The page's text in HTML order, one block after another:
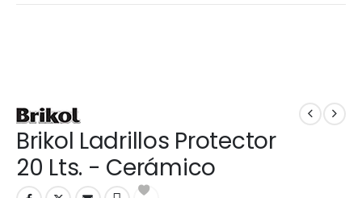
Brikol Ladrillos Protector
20 Lts. - Cerámico